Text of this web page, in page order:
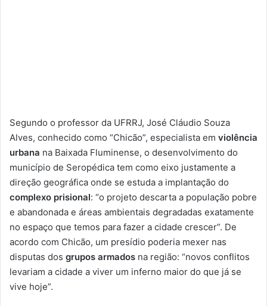
Segundo o professor da UFRRJ, José Cláudio Souza
Alves, conhecido como “Chicão”, especialista em violência
urbana na Baixada Fluminense, o desenvolvimento do
município de Seropédica tem como eixo justamente a
direção geográfica onde se estuda a implantação do
complexo prisional: “o projeto descarta a população pobre
e abandonada e áreas ambientais degradadas exatamente
no espaço que temos para fazer a cidade crescer”. De
acordo com Chicão, um presídio poderia mexer nas
disputas dos grupos armados na região: “novos conflitos
levariam a cidade a viver um inferno maior do que já se
vive hoje”.